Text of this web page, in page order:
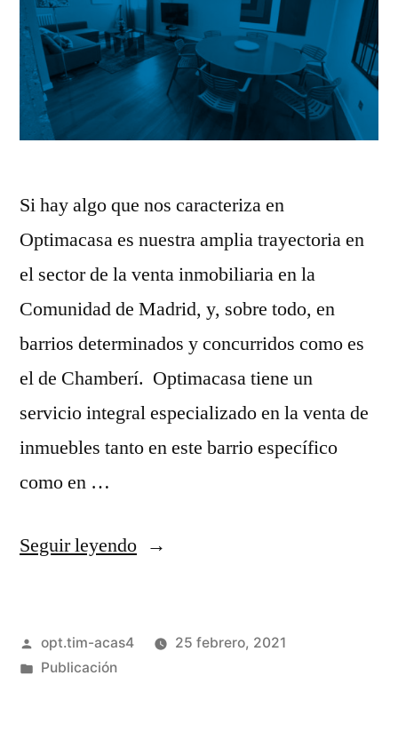
Si hay algo que nos caracteriza en
Optimacasa es nuestra amplia trayectoria en
el sector de la venta inmobiliaria en la
Comunidad de Madrid, y, sobre todo, en
barrios determinados y concurridos como es
el de Chamberí. Optimacasa tiene un
servicio integral especializado en la venta de
inmuebles tanto en este barrio específico
como en …
Seguir leyendo
opt.tim-acas4
25 febrero, 2021
Publicación